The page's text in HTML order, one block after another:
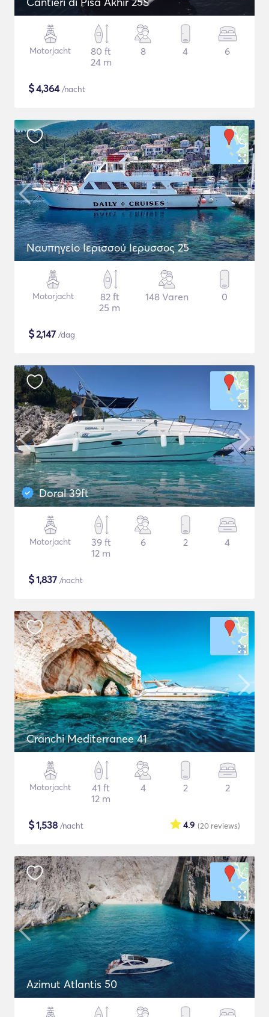
Motorjacht
80 ft
24 m
8 4 6
$4,364/nacht
Ναυπηγείο Ιερισσού Ιερυσσος 25
Motorjacht
82 ft
25 m
148 Varen 0
$2,147 /dag
Doral 39ft
Motorjacht
39 ft
12 m
6 2 4
$1,837 /nacht
Cranchi Mediterranee 41
Motorjacht
41 ft
12 m
4 2 2
$1,538 /nacht (20 reviews)
4.9
Azimut Atlantis 50